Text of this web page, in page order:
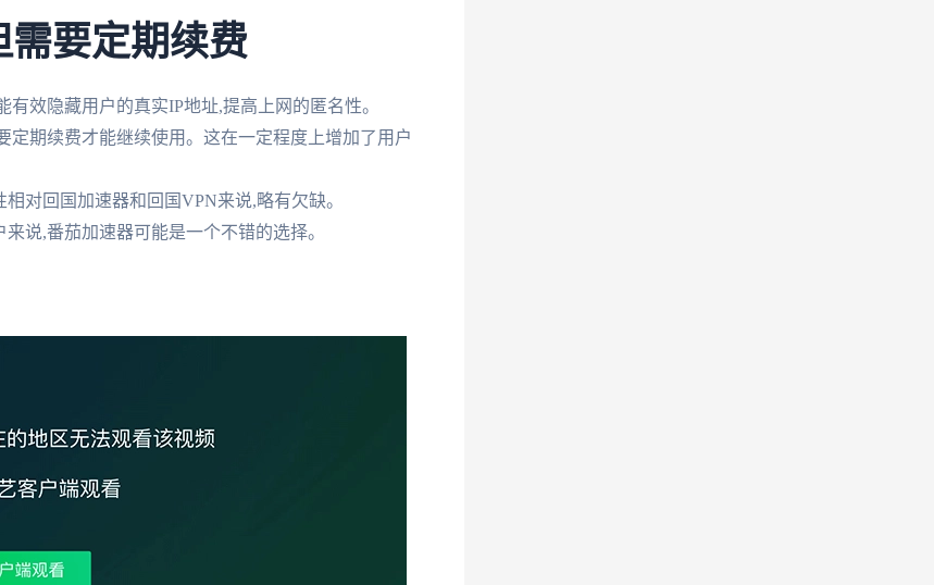
需要定期续费
效隐藏用户的真实IP地址,提高上网的匿名性。
定期续费才能继续使用。这在一定程度上增加了用户
对回国加速器和回国VPN来说,略有欠缺。
说,番茄加速器可能是一个不错的选择。